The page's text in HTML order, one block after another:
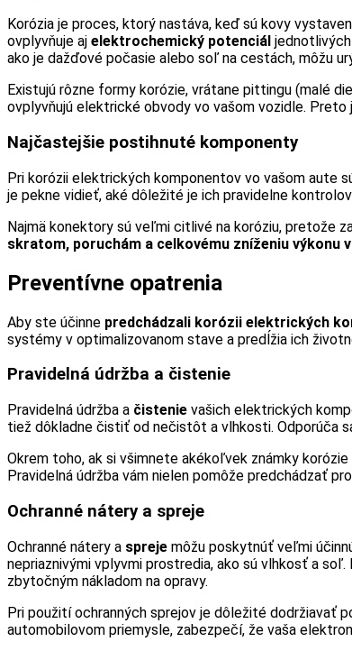
Korózia je proces, ktorý nastáva, keď sú kovy
ovplyvňuje aj elektrochemický potenciál
ako je dažďové počasie alebo soľ na cestách, môžu
Existujú rôzne formy korózie, vrátane pittingu (malé
ovplyvňujú elektrické obvody vo vašom vozidle.
Najčastejšie postihnuté komponenty
Pri korózii elektrických komponentov vo vašom aute
je pekne vidieť, aké dôležité je ich pravidelne
Najmä konektory sú veľmi citlivé na koróziu, pretože
skratom, poruchám a celkovému zníženiu výkonu
Preventívne opatrenia
Aby ste účinne predchádzali korózii elektrických
systémy v optimalizovanom stave a predĺžia ich
Pravidelná údržba a čistenie
Pravidelná údržba a čistenie vašich elektrických
tiež dôkladne čistiť od nečistôt a vlhkosti. Odporúča
Okrem toho, ak si všimnete akékoľvek známky
Pravidelná údržba vám nielen pomôže predchádzať
Ochranné nátery a spreje
Ochranné nátery a spreje môžu poskytnúť veľmi
nepriaznivými vplyvmi prostredia, ako sú vlhkosť a
zbytočným nákladom na opravy.
Pri použití ochranných sprejov je dôležité dodržiavať
automobilovom priemysle, zabezpečí, že vaša